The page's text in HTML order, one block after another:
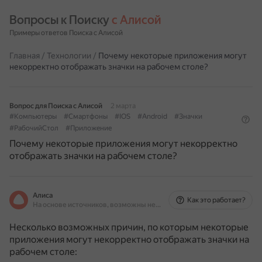
Вопросы к Поиску с Алисой
Примеры ответов Поиска с Алисой
Главная / Технологии / Почему некоторые приложения могут
некорректно отображать значки на рабочем столе?
Вопрос для Поиска с Алисой
2 марта
#Компьютеры
#Смартфоны #IOS #Android
#Значки
#РабочийСтол
#Приложение
Почему некоторые приложения могут некорректно
отображать значки на рабочем столе?
Алиса
На основе источников, возможны неточности
Как это работает?
Несколько возможных причин, по которым некоторые
приложения могут некорректно отображать значки на
рабочем столе: